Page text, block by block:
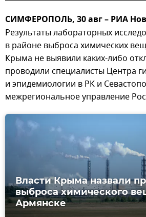
СИМФЕРОПОЛЬ, 30 авг – РИА
Результаты лабораторных
в районе выброса химических
Крыма не выявили каких-либо
проводили специалисты Центра
и эпидемиологии в РК и
межрегиональное управление
Власти Крыма назвали
выброса химического
Армянске